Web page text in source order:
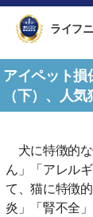
ライフ
アイペット
（下）、人
犬に特徴的
ん」「アレル
て、猫に特徴
炎」「腎不全